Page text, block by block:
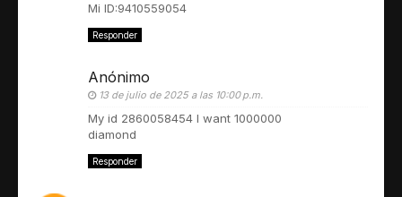
Mi ID:9410559054
Responder
Anónimo
13 de julio de 2025 a las 10:00 p.m.
My id 2860058454 I want 1000000
diamond
Responder